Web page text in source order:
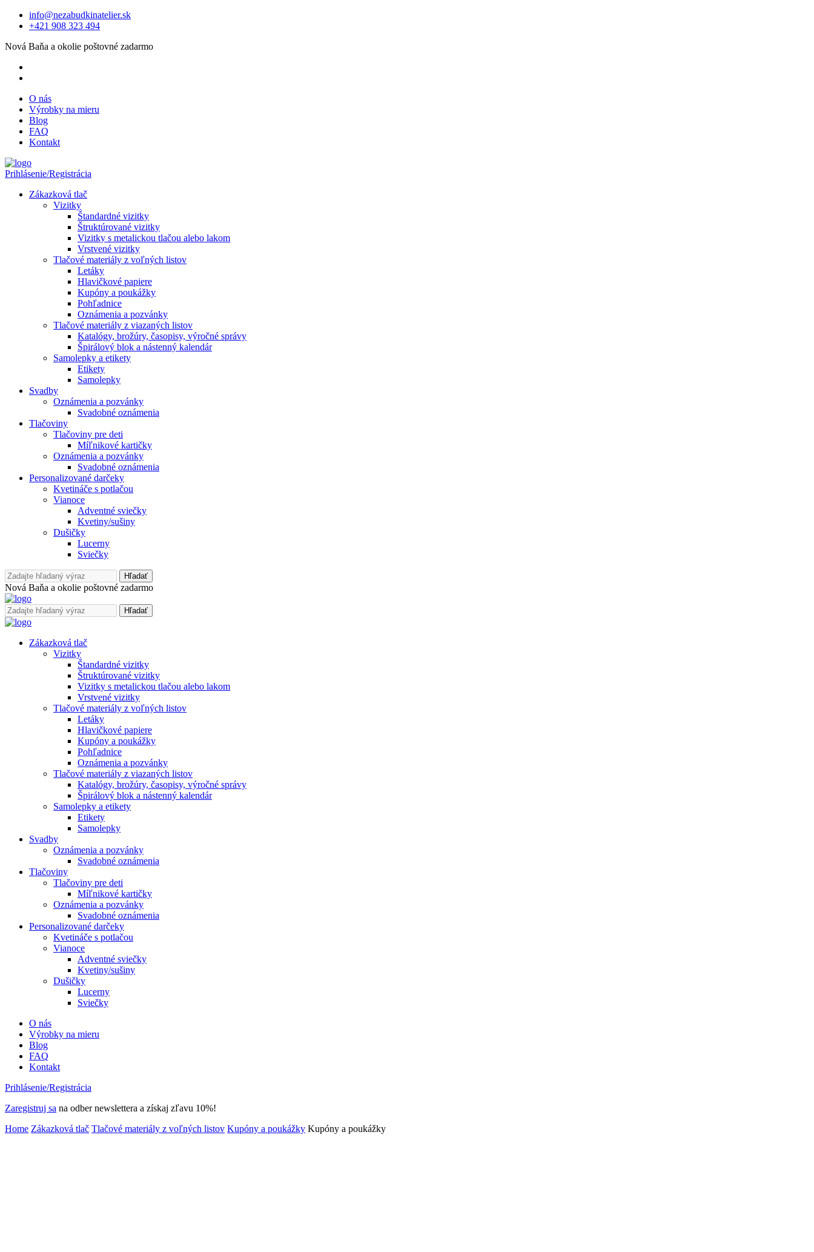
info@nezabudkinatelier.sk
+421 908 323 494
Nová Baňa a okolie poštovné zadarmo
O nás
Výrobky na mieru
Blog
FAQ
Kontakt
Prihlásenie/Registrácia
Zákazková tlač
Vizitky
Štandardné vizitky
Štruktúrované vizitky
Vizitky s metalickou tlačou alebo lakom
Vrstvené vizitky
Tlačové materiály z voľných listov
Letáky
Hlavičkové papiere
Kupóny a poukážky
Pohľadnice
Oznámenia a pozvánky
Tlačové materiály z viazaných listov
Katalógy, brožúry, časopisy, výročné správy
Špirálový blok a nástenný kalendár
Samolepky a etikety
Etikety
Samolepky
Svadby
Oznámenia a pozvánky
Svadobné oznámenia
Tlačoviny
Tlačoviny pre deti
Míľnikové kartičky
Oznámenia a pozvánky
Svadobné oznámenia
Personalizované darčeky
Kvetináče s potlačou
Vianoce
Adventné sviečky
Kvetiny/sušiny
Dušičky
Lucerny
Sviečky
Hľadať
Nová Baňa a okolie poštovné zadarmo
Hľadať
Zákazková tlač
Vizitky
Štandardné vizitky
Štruktúrované vizitky
Vizitky s metalickou tlačou alebo lakom
Vrstvené vizitky
Tlačové materiály z voľných listov
Letáky
Hlavičkové papiere
Kupóny a poukážky
Pohľadnice
Oznámenia a pozvánky
Tlačové materiály z viazaných listov
Katalógy, brožúry, časopisy, výročné správy
Špirálový blok a nástenný kalendár
Samolepky a etikety
Etikety
Samolepky
Svadby
Oznámenia a pozvánky
Svadobné oznámenia
Tlačoviny
Tlačoviny pre deti
Míľnikové kartičky
Oznámenia a pozvánky
Svadobné oznámenia
Personalizované darčeky
Kvetináče s potlačou
Vianoce
Adventné sviečky
Kvetiny/sušiny
Dušičky
Lucerny
Sviečky
O nás
Výrobky na mieru
Blog
FAQ
Kontakt
Prihlásenie/Registrácia
Zaregistruj sa na odber newslettera a získaj zľavu 10%!
Home Zákazková tlač Tlačové materiály z voľných listov Kupóny a poukážky Kupóny a poukážky